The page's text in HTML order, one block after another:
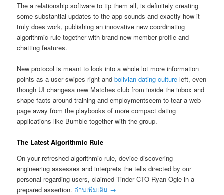
The a relationship software to tip them all, is definitely creating
some substantial updates to the app sounds and exactly how it
truly does work, publishing an innovative new coordinating
algorithmic rule together with brand-new member profile and
chatting features.
New protocol is meant to look into a whole lot more information
points as a user swipes right andbolivian dating culture left, even
though UI changesa new Matches club from inside the inbox and
shape facts around training and employmentseem to tear a web
page away from the playbooks of more compact dating
applications like Bumble together with the group.
The Latest Algorithmic Rule
On your refreshed algorithmic rule, device discovering
engineering assesses and interprets the tells directed by our
personal regarding users, claimed Tinder CTO Ryan Ogle in a
prepared assertion. อ่านเพิ่มเติม →